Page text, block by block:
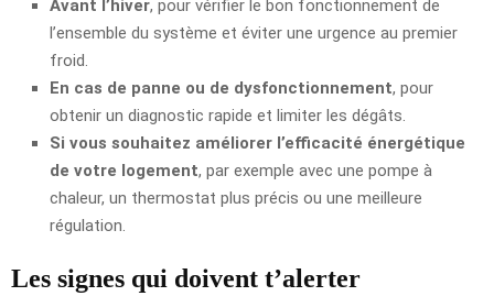
Avant l’hiver, pour vérifier le bon fonctionnement de
l’ensemble du système et éviter une urgence au premier
froid.
En cas de panne ou de dysfonctionnement, pour
obtenir un diagnostic rapide et limiter les dégâts.
Si vous souhaitez améliorer l’efficacité énergétique
de votre logement, par exemple avec une pompe à
chaleur, un thermostat plus précis ou une meilleure
régulation.
Les signes qui doivent t’alerter